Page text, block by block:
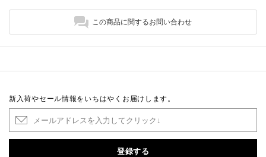
この商品に関するお問い合わせ
新入荷やセール情報をいちはやくお届けします。
登録する